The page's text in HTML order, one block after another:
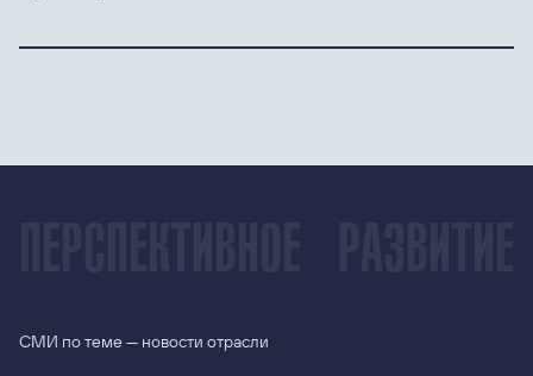
СМИ по теме — новости отрасли